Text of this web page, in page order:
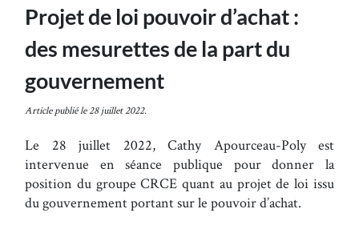
Projet de loi pouvoir d’achat :
des mesurettes de la part du
gouvernement
Article publié le 28 juillet 2022.
Le 28 juillet 2022, Cathy Apourceau-Poly est
intervenue en séance publique pour donner la
position du groupe CRCE quant au projet de loi issu
du gouvernement portant sur le pouvoir d’achat.